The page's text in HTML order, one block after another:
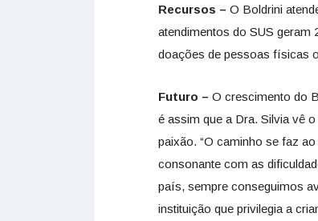
Recursos – O Boldrini
atendimentos do SUS geram
doações de pessoas físicas
Futuro – O crescimento do
é assim que a Dra. Silvia vê
paixão. “O caminho se faz
consonante com as
país, sempre conseguimos
instituição que privilegia a